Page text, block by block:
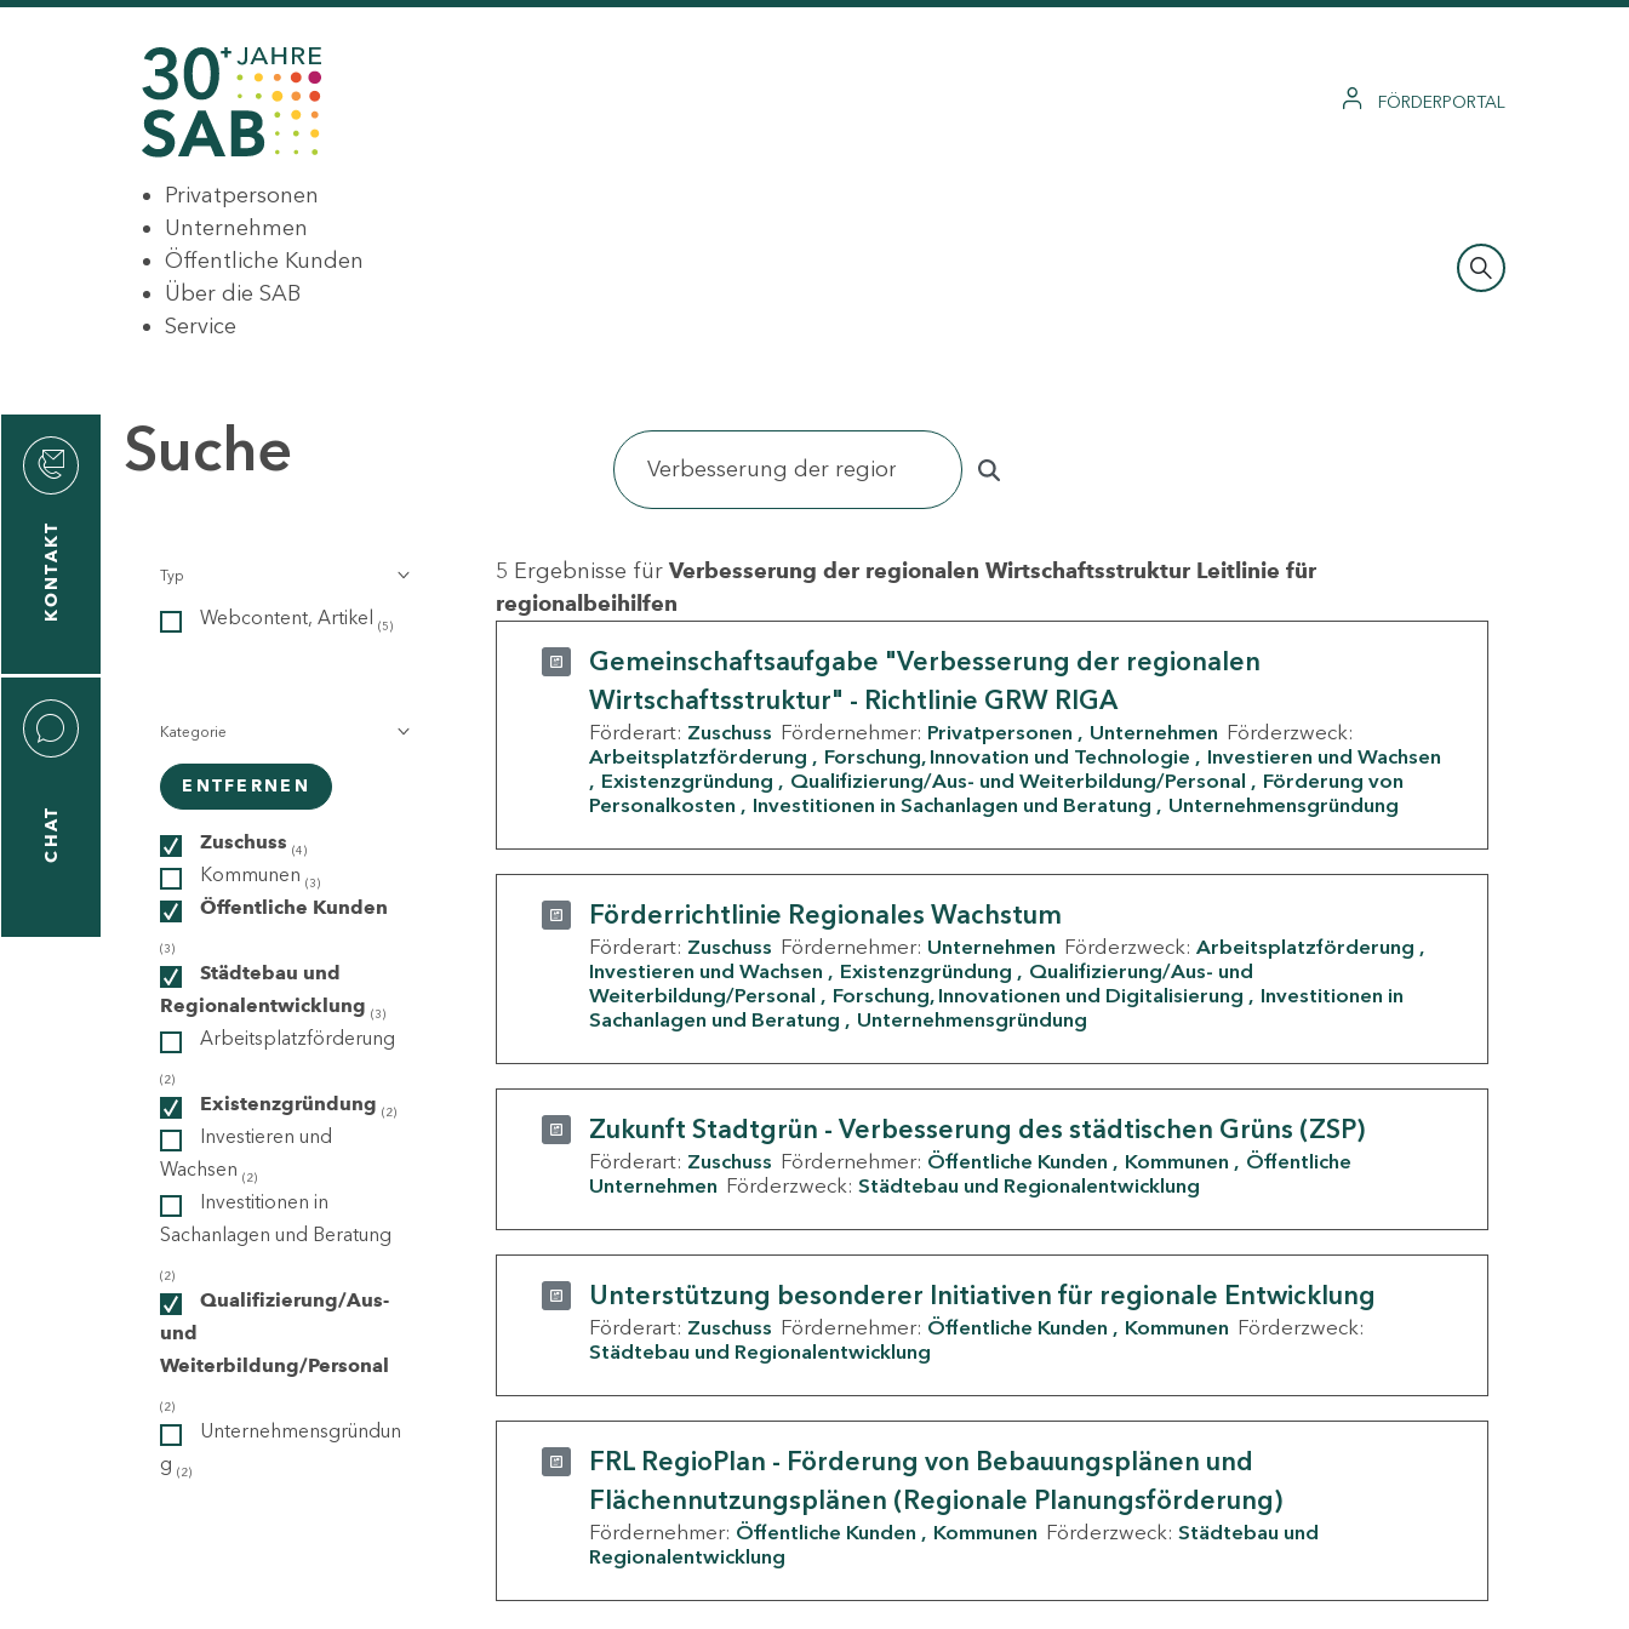
FÖRDERPORTAL
Privatpersonen
Unternehmen
Öffentliche Kunden
Über die SAB
Service
KONTAKT
CHAT
Suche
Typ
Webcontent, Artikel (5)
Kategorie
ENTFERNEN
Zuschuss (4)
Kommunen (3)
Öffentliche Kunden
(3)
Städtebau und
Regionalentwicklung (3)
Arbeitsplatzförderung
(2)
Existenzgründung (2)
Investieren und
Wachsen (2)
Investitionen in
Sachanlagen und Beratung
(2)
Qualifizierung/Aus-
und
Weiterbildung/Personal
(2)
Unternehmensgründun
g (2)
5 Ergebnisse für Verbesserung der regionalen Wirtschaftsstruktur Leitlinie für
regionalbeihilfen
Gemeinschaftsaufgabe "Verbesserung der regionalen
Wirtschaftsstruktur" - Richtlinie GRW RIGA
Förderart: Zuschuss Fördernehmer: Privatpersonen Unternehmen Förderzweck:
Arbeitsplatzförderung
Forschung, Innovation und Technologie
Investieren und Wachsen
Existenzgründung
Qualifizierung/Aus- und Weiterbildung/Personal
Förderung von
Personalkosten
Investitionen in Sachanlagen und Beratung Unternehmensgründung
Förderrichtlinie Regionales Wachstum
Förderart: Zuschuss Fördernehmer: Unternehmen Förderzweck: Arbeitsplatzförderung
Investieren und Wachsen
Existenzgründung
Qualifizierung/Aus- und
Weiterbildung/Personal
Forschung, Innovationen und Digitalisierung
Investitionen in
Sachanlagen und Beratung
Unternehmensgründung
Zukunft Stadtgrün - Verbesserung des städtischen Grüns (ZSP)
Förderart: Zuschuss Fördernehmer: Öffentliche Kunden Kommunen
Öffentliche
Unternehmen Förderzweck: Städtebau und Regionalentwicklung
Unterstützung besonderer Initiativen für regionale Entwicklung
Förderart: Zuschuss Fördernehmer: Öffentliche Kunden Kommunen Förderzweck:
Städtebau und Regionalentwicklung
FRL RegioPlan - Förderung von Bebauungsplänen und
Flächennutzungsplänen (Regionale Planungsförderung)
Fördernehmer: Öffentliche Kunden Kommunen Förderzweck: Städtebau und
Regionalentwicklung